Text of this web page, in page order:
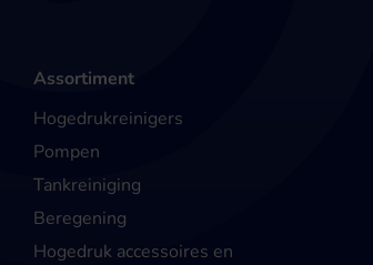
Assortiment
Hogedrukreinigers
Pompen
Tankreiniging
Beregening
Hogedruk accessoires en